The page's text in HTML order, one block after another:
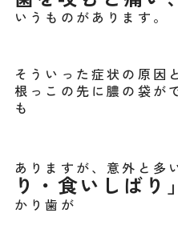
いうものがあります。
そういった症状の原因
根っこの先に膿の袋が
も
ありますが、 意外と多
り・食いしばり」
かり歯が